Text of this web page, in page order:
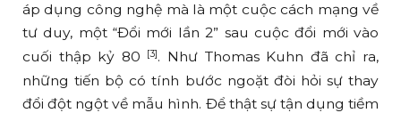
áp dụng công nghệ mà là một cuộc cách mạng về
tư duy, một “Đổi mới lần 2” sau cuộc đổi mới vào
cuối thập kỷ 80
[3]. Như Thomas Kuhn đã chỉ ra,
những tiến bộ có tính bước ngoặt đòi hỏi sự thay
đổi đột ngột về mẫu hình. Để thật sự tận dụng tiềm